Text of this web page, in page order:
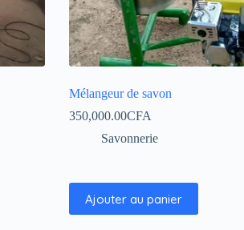
Mélangeur de savon
350,000.00CFA
Savonnerie
Ajouter au panier